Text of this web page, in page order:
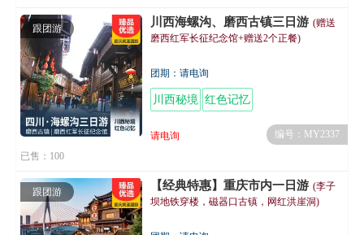
跟团游 川西海螺沟、磨西古镇三日游 (赠送
磨西红军长征纪念馆+赠送2个正餐)
团期：请电询
川西秘境 红色记忆
请电询
编号：MY2337
已售：100
跟团游 【经典特惠】重庆市内一日游 (李子
坝地铁穿楼，磁器口古镇，网红洪崖洞)